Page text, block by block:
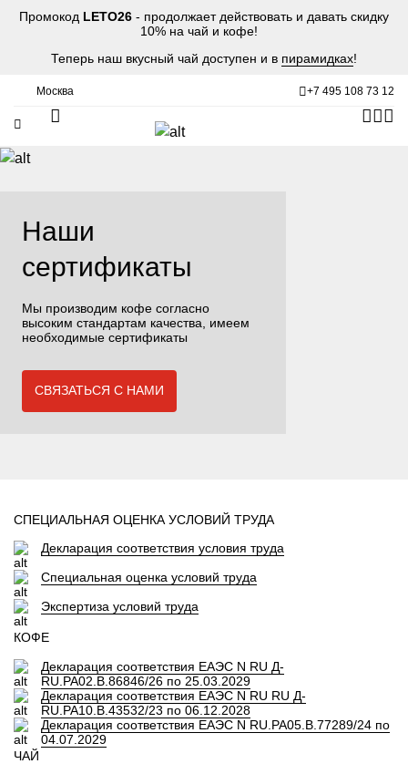
Промокод LETO26 - продолжает действовать и давать скидку
10% на чай и кофе!
Теперь наш вкусный чай доступен и в пирамидках!
+7 495 108 73 12
Москва
Наши
сертификаты
Мы производим кофе согласно
высоким стандартам качества, имеем
необходимые сертификаты
СВЯЗАТЬСЯ С НАМИ
СПЕЦИАЛЬНАЯ ОЦЕНКА УСЛОВИЙ ТРУДА
Декларация соответствия условия труда
Специальная оценка условий труда
Экспертиза условий труда
КОФЕ
Декларация соответствия ЕАЭС N RU Д-
RU.PA02.B.86846/26 по 25.03.2029
Декларация соответствия ЕАЭС N RU RU Д-
RU.PA10.B.43532/23 по 06.12.2028
Декларация соответствия ЕАЭС N RU.PA05.B.77289/24 по
04.07.2029
ЧАЙ